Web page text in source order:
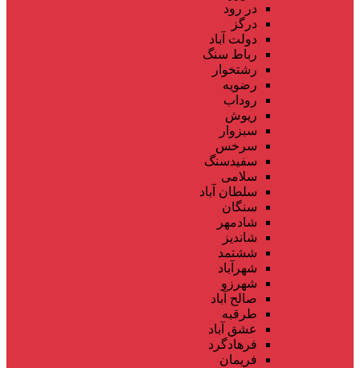
در رود
درگز
دولت آباد
رباط سنگ
رشتخوار
رضویه
روداب
ریوش
سبزوار
سرخس
سفیدسنگ
سلامی
سلطان آباد
سنگان
شادمهر
شاندیز
ششتمد
شهرآباد
شهرزو
صالح آباد
طرقبه
عشق آباد
فرهادگرد
فریمان